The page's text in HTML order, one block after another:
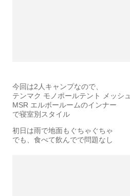
今回は2人キャンプなので、
テンマク モノポールテント メッシュ
MSR エルボールームのインナー
で寝室別スタイル
初日は雨で地面もぐちゃぐちゃ
でも、食べて飲んでで問題なし